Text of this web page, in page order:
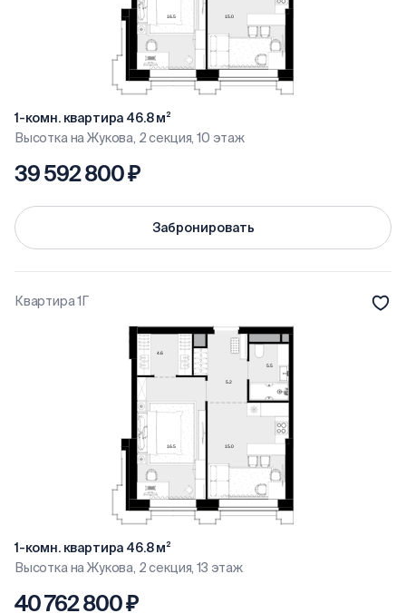
1-комн. квартира 46.8 м²
Высотка на Жукова, 2 секция, 10 этаж
39 592 800 ₽
Забронировать
Квартира 1Г
1-комн. квартира 46.8 м²
Высотка на Жукова, 2 секция, 13 этаж
40 762 800 ₽